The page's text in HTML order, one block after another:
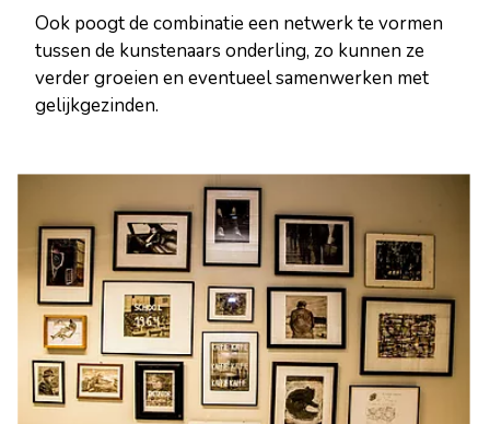
Ook poogt de combinatie een netwerk te vormen
tussen de kunstenaars onderling, zo kunnen ze
verder groeien en eventueel samenwerken met
gelijkgezinden.